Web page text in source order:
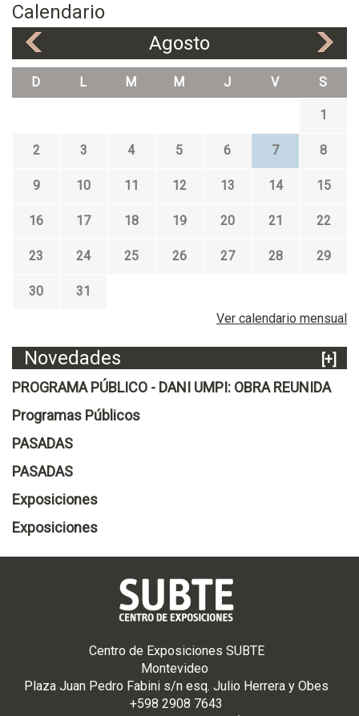
Calendario
Agosto
D L M M J V S
1
2 3 4 5 6 7 8
9 10 11 12 13 14 15
16 17 18 19 20 21 22
23 24 25 26 27 28 29
30
31
Ver calendario mensual
Novedades
[+]
PROGRAMA PÚBLICO - DANI UMPI: OBRA REUNIDA
Programas Públicos
PASADAS
PASADAS
Exposiciones
Exposiciones
Centro de Exposiciones SUBTE
Montevideo
Plaza Juan Pedro Fabini s/n esq. Julio Herrera y Obes
+598 2908 7643